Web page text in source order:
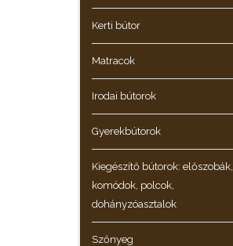
Kerti bútor
Matracok
Irodai bútorok
Gyerekbútorok
Kiegészítő bútorok: előszobák,
komódok, polcok,
dohányzóasztalok
Szőnyeg